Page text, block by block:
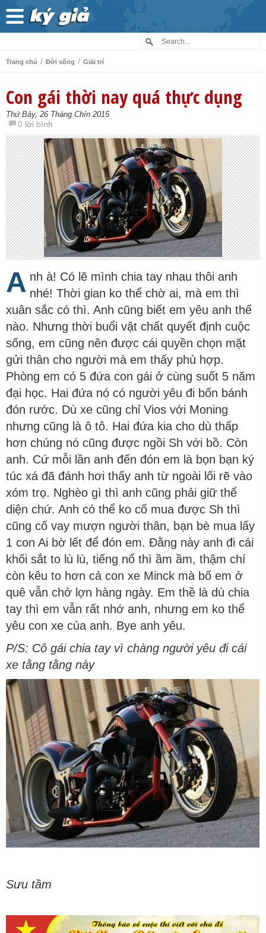
Trang chủ / Đời sống / Giải trí
Con gái thời nay quá thực dụng
Thứ Bảy, 26 Tháng Chín 2015
0 lời bình
A nh à! Có lẽ mình chia tay nhau thôi anh
nhé! Thời gian ko thể chờ ai, mà em thì
xuân sắc có thì. Anh cũng biết em yêu anh thế
nào. Nhưng thời buổi vật chất quyết định cuộc
sống, em cũng nên được cái quyền chọn mặt
gửi thân cho người mà em thấy phù hợp.
Phòng em có 5 đứa con gái ở cùng suốt 5 năm
đại học. Hai đứa nó có người yêu đi bốn bánh
đón rước. Dù xe cũng chỉ Vios với Moning
nhưng cũng là ô tô. Hai đứa kia cho dù thấp
hơn chúng nó cũng được ngồi Sh với bồ. Còn
anh. Cứ mỗi lần anh đến đón em là bọn bạn ký
túc xá đã đánh hơi thấy anh từ ngoài lối rẽ vào
xóm trọ. Nghèo gì thì anh cũng phải giữ thể
diện chứ. Anh có thể ko cố mua được Sh thì
cũng cố vay mượn người thân, bạn bè mua lấy
1 con Ai bờ lết để đón em. Đằng này anh đi cái
khối sắt to lù lù, tiếng nổ thì ầm ầm, thậm chí
còn kêu to hơn cả con xe Minck mà bố em ở
quê vẫn chở lợn hàng ngày. Em thề là dù chia
tay thì em vẫn rất nhớ anh, nhưng em ko thể
yêu con xe của anh. Bye anh yêu.
P/S: Cô gái chia tay vì chàng người yêu đi cái
xe tằng tằng này
Sưu tầm